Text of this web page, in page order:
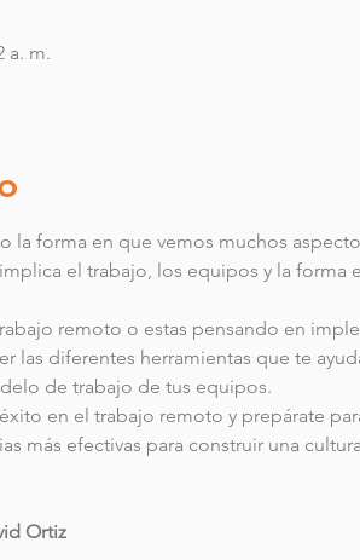
a. m.
la forma en que vemos muchos
el trabajo, los equipos y la forma
remoto o estas pensando en
las diferentes herramientas que te
de trabajo de tus equipos.
en el trabajo remoto y prepárate
más efectivas para construir una
Ortiz